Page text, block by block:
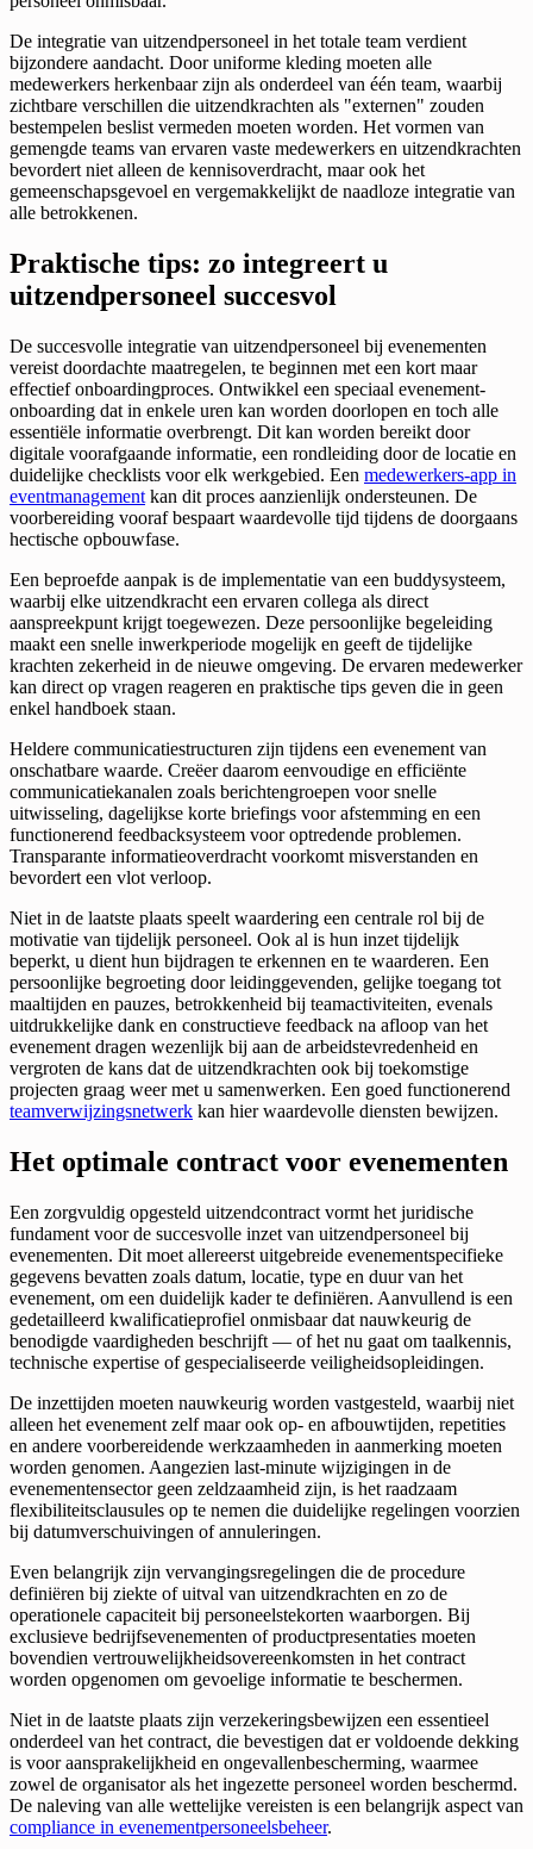
De integratie van uitzendpersoneel in het totale team verdient
bijzondere aandacht. Door uniforme kleding moeten alle
medewerkers herkenbaar zijn als onderdeel van één team, waarbij
zichtbare verschillen die uitzendkrachten als "externen" zouden
bestempelen beslist vermeden moeten worden. Het vormen van
gemengde teams van ervaren vaste medewerkers en uitzendkrachten
bevordert niet alleen de kennisoverdracht, maar ook het
gemeenschapsgevoel en vergemakkelijkt de naadloze integratie van
alle betrokkenen.
Praktische tips: zo integreert u
uitzendpersoneel succesvol
De succesvolle integratie van uitzendpersoneel bij evenementen
vereist doordachte maatregelen, te beginnen met een kort maar
effectief onboardingproces. Ontwikkel een speciaal evenement-
onboarding dat in enkele uren kan worden doorlopen en toch alle
essentiële informatie overbrengt. Dit kan worden bereikt door
digitale voorafgaande informatie, een rondleiding door de locatie en
duidelijke checklists voor elk werkgebied. Een medewerkers-app in
eventmanagement kan dit proces aanzienlijk ondersteunen. De
voorbereiding vooraf bespaart waardevolle tijd tijdens de doorgaans
hectische opbouwfase.
Een beproefde aanpak is de implementatie van een buddysysteem,
waarbij elke uitzendkracht een ervaren collega als direct
aanspreekpunt krijgt toegewezen. Deze persoonlijke begeleiding
maakt een snelle inwerkperiode mogelijk en geeft de tijdelijke
krachten zekerheid in de nieuwe omgeving. De ervaren medewerker
kan direct op vragen reageren en praktische tips geven die in geen
enkel handboek staan.
Heldere communicatiestructuren zijn tijdens een evenement van
onschatbare waarde. Creëer daarom eenvoudige en efficiënte
communicatiekanalen zoals berichtengroepen voor snelle
uitwisseling, dagelijkse korte briefings voor afstemming en een
functionerend feedbacksysteem voor optredende problemen.
Transparante informatieoverdracht voorkomt misverstanden en
bevordert een vlot verloop.
Niet in de laatste plaats speelt waardering een centrale rol bij de
motivatie van tijdelijk personeel. Ook al is hun inzet tijdelijk
beperkt, u dient hun bijdragen te erkennen en te waarderen. Een
persoonlijke begroeting door leidinggevenden, gelijke toegang tot
maaltijden en pauzes, betrokkenheid bij teamactiviteiten, evenals
uitdrukkelijke dank en constructieve feedback na afloop van het
evenement dragen wezenlijk bij aan de arbeidstevredenheid en
vergroten de kans dat de uitzendkrachten ook bij toekomstige
projecten graag weer met u samenwerken. Een goed functionerend
teamverwijzingsnetwerk kan hier waardevolle diensten bewijzen.
Het optimale contract voor evenementen
Een zorgvuldig opgesteld uitzendcontract vormt het juridische
fundament voor de succesvolle inzet van uitzendpersoneel bij
evenementen. Dit moet allereerst uitgebreide evenementspecifieke
gegevens bevatten zoals datum, locatie, type en duur van het
evenement, om een duidelijk kader te definiëren. Aanvullend is een
gedetailleerd kwalificatieprofiel onmisbaar dat nauwkeurig de
benodigde vaardigheden beschrijft — of het nu gaat om taalkennis,
technische expertise of gespecialiseerde veiligheidsopleidingen.
De inzettijden moeten nauwkeurig worden vastgesteld, waarbij niet
alleen het evenement zelf maar ook op- en afbouwtijden, repetities
en andere voorbereidende werkzaamheden in aanmerking moeten
worden genomen. Aangezien last-minute wijzigingen in de
evenementensector geen zeldzaamheid zijn, is het raadzaam
flexibiliteitsclausules op te nemen die duidelijke regelingen voorzien
bij datumverschuivingen of annuleringen.
Even belangrijk zijn vervangingsregelingen die de procedure
definiëren bij ziekte of uitval van uitzendkrachten en zo de
operationele capaciteit bij personeelstekorten waarborgen. Bij
exclusieve bedrijfsevenementen of productpresentaties moeten
bovendien vertrouwelijkheidsovereenkomsten in het contract
worden opgenomen om gevoelige informatie te beschermen.
Niet in de laatste plaats zijn verzekeringsbewijzen een essentieel
onderdeel van het contract, die bevestigen dat er voldoende dekking
is voor aansprakelijkheid en ongevallenbescherming, waarmee
zowel de organisator als het ingezette personeel worden beschermd.
De naleving van alle wettelijke vereisten is een belangrijk aspect van
compliance in evenementpersoneelsbeheer.